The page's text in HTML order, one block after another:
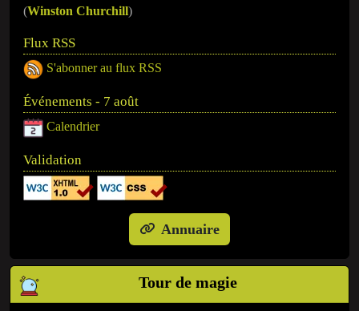
(Winston Churchill)
Flux RSS
S'abonner au flux RSS
Événements - 7 août
Calendrier
Validation
Annuaire
Tour de magie